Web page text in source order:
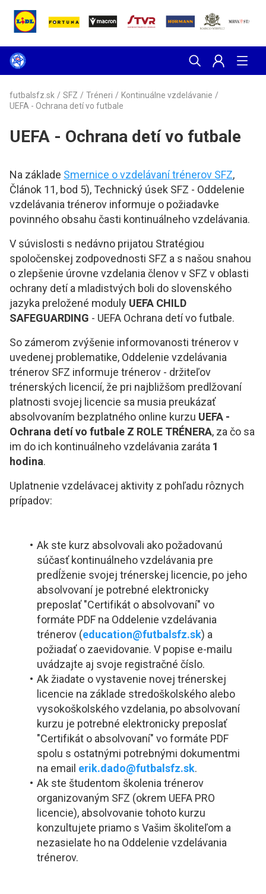
futbalsfz.sk / SFZ / Tréneri / Kontinuálne vzdelávanie /
UEFA - Ochrana detí vo futbale
UEFA - Ochrana detí vo futbale
Na základe Smernice o vzdelávaní trénerov SFZ,
Článok 11, bod 5), Technický úsek SFZ - Oddelenie
vzdelávania trénerov informuje o požiadavke
povinného obsahu časti kontinuálneho vzdelávania.
V súvislosti s nedávno prijatou Stratégiou
spoločenskej zodpovednosti SFZ a s našou snahou
o zlepšenie úrovne vzdelania členov v SFZ v oblasti
ochrany detí a mladistvých boli do slovenského
jazyka preložené moduly UEFA CHILD
SAFEGUARDING - UEFA Ochrana detí vo futbale.
So zámerom zvýšenie informovanosti trénerov v
uvedenej problematike, Oddelenie vzdelávania
trénerov SFZ informuje trénerov - držiteľov
trénerských licencií, že pri najbližšom predlžovaní
platnosti svojej licencie sa musia preukázať
absolvovaním bezplatného online kurzu UEFA -
Ochrana detí vo futbale Z ROLE TRÉNERA, za čo sa
im do ich kontinuálneho vzdelávania zaráta 1
hodina.
Uplatnenie vzdelávacej aktivity z pohľadu rôznych
prípadov:
Ak ste kurz absolvovali ako požadovanú
súčasť kontinuálneho vzdelávania pre
predĺženie svojej trénerskej licencie, po jeho
absolvovaní je potrebné elektronicky
preposlať "Certifikát o absolvovaní" vo
formáte PDF na Oddelenie vzdelávania
trénerov (education@futbalsfz.sk) a
požiadať o zaevidovanie. V popise e-mailu
uvádzajte aj svoje registračné číslo.
Ak žiadate o vystavenie novej trénerskej
licencie na základe stredoškolského alebo
vysokoškolského vzdelania, po absolvovaní
kurzu je potrebné elektronicky preposlať
"Certifikát o absolvovaní" vo formáte PDF
spolu s ostatnými potrebnými dokumentmi
na email erik.dado@futbalsfz.sk.
Ak ste študentom školenia trénerov
organizovaným SFZ (okrem UEFA PRO
licencie), absolvovanie tohoto kurzu
konzultujete priamo s Vašim školiteľom a
nezasielate ho na Oddelenie vzdelávania
trénerov.